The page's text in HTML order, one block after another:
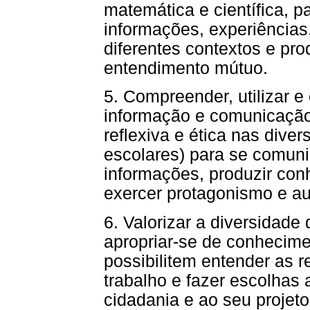
matemática e científica,
informações,
diferentes contextos e
entendimento mútuo.
5. Compreender, utilizar
informação e
reflexiva e ética nas
escolares) para se
informações, produzir
exercer protagonismo e
6. Valorizar a diversidade
apropriar-se de
possibilitem entender as
trabalho e fazer escolhas
cidadania e ao seu